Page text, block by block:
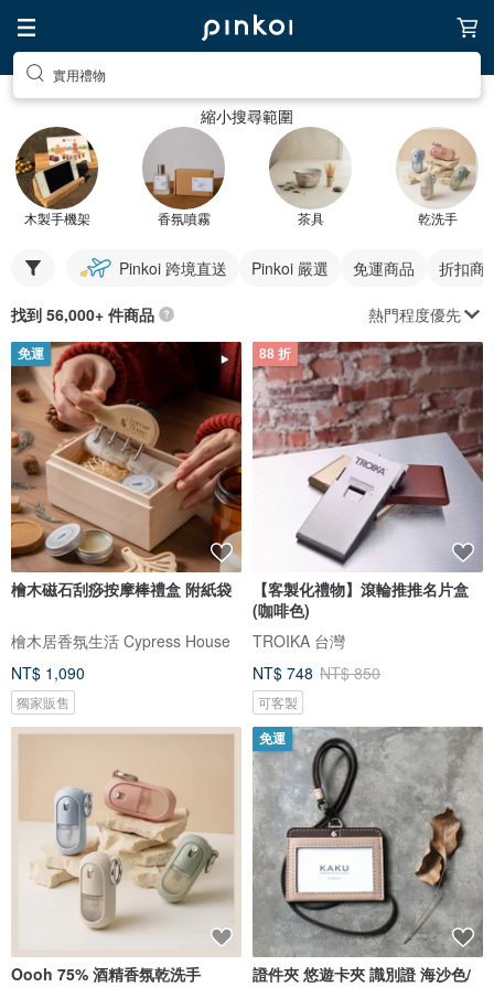
實用禮物
縮小搜尋範圍
木製手機架 香氛噴霧 茶具 乾洗手
Pinkoi 跨境直送 Pinkoi 嚴選 免運商品 折扣商
找到 56,000+ 件商品 熱門程度優先
免運
檜木磁石刮痧按摩棒禮盒 附紙袋
檜木居香氛生活 Cypress House
NT$ 1,090
獨家販售
88 折
【客製化禮物】滾輪推推名片盒
(咖啡色)
TROIKA 台灣
NT$ 748 NT$ 850
可客製
Oooh 75% 酒精香氛乾洗手
免運
證件夾 悠遊卡夾 識別證 海沙色/